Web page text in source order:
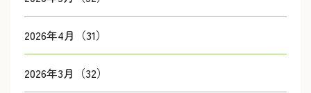
2026年4月（31）
2026年3月（32）